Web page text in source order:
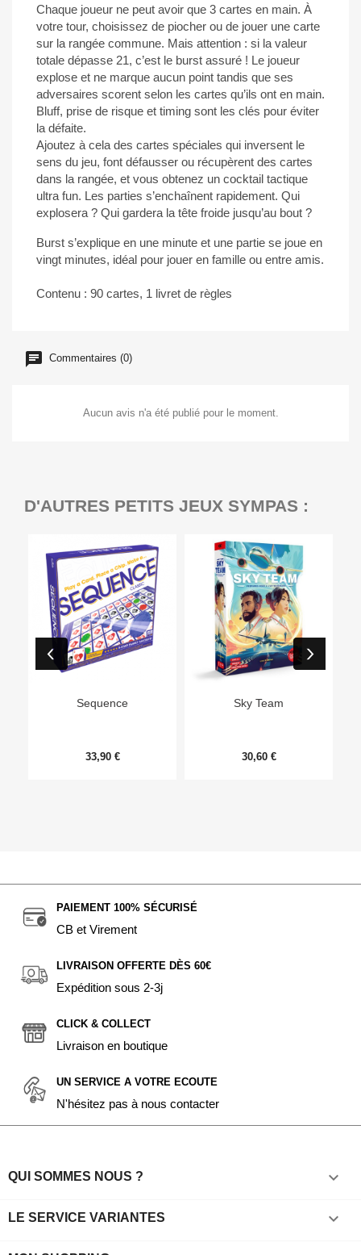
Chaque joueur ne peut avoir que 3 cartes en main. À
votre tour, choisissez de piocher ou de jouer une carte
sur la rangée commune. Mais attention : si la valeur
totale dépasse 21, c’est le burst assuré ! Le joueur
explose et ne marque aucun point tandis que ses
adversaires scorent selon les cartes qu’ils ont en main.
Bluff, prise de risque et timing sont les clés pour éviter
la défaite.
Ajoutez à cela des cartes spéciales qui inversent le
sens du jeu, font défausser ou récupèrent des cartes
dans la rangée, et vous obtenez un cocktail tactique
ultra fun. Les parties s’enchaînent rapidement. Qui
explosera ? Qui gardera la tête froide jusqu’au bout ?
Burst s’explique en une minute et une partie se joue en
vingt minutes, idéal pour jouer en famille ou entre amis.
Contenu : 90 cartes, 1 livret de règles
Commentaires (0)
Aucun avis n'a été publié pour le moment.
D'AUTRES PETITS JEUX SYMPAS :
Sequence
33,90 €
Sky Team
30,60 €
PAIEMENT 100% SÉCURISÉ
CB et Virement
LIVRAISON OFFERTE DÈS 60€
Expédition sous 2-3j
CLICK & COLLECT
Livraison en boutique
UN SERVICE A VOTRE ECOUTE
N'hésitez pas à nous contacter
QUI SOMMES NOUS ? 
LE SERVICE VARIANTES 